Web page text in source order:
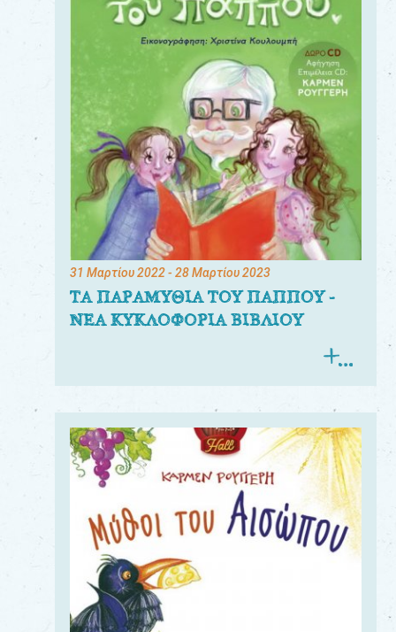
31 Μαρτίου 2022- 28 Μαρτίου 2023
ΤΑ ΠΑΡΑΜΥΘΙΑ ΤΟΥ ΠΑΠΠΟΥ -
ΝΕΑ ΚΥΚΛΟΦΟΡΙΑ ΒΙΒΛΙΟΥ